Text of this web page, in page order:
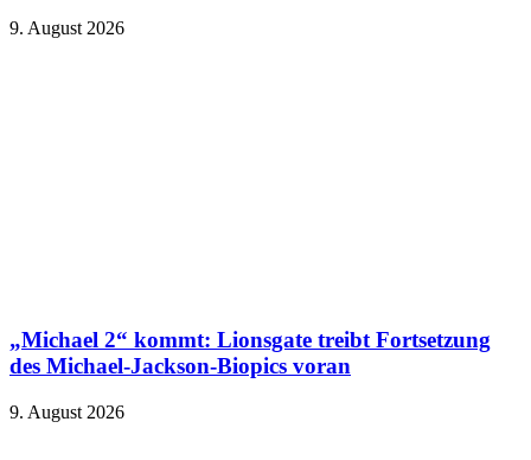
9. August 2026
„Michael 2“ kommt: Lionsgate treibt Fortsetzung
des Michael-Jackson-Biopics voran
9. August 2026